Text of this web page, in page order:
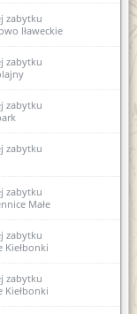
karty
w
67/12 w obrębie
karty
w
1 Kosewo
karty
AZP 19-68/54
w
archeologicznych
rozbudowy
ewidencji
2 AZP 23-70/1
zabytku
Iławeckie
zabytku
zabytku
zabytku
zabytku
Małe
zabytku
Kiełbonki
zabytku
Kiełbonki